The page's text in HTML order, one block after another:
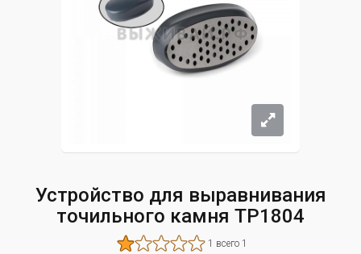
Устройство для выравнивания
точильного камня TP1804
1 всего 1